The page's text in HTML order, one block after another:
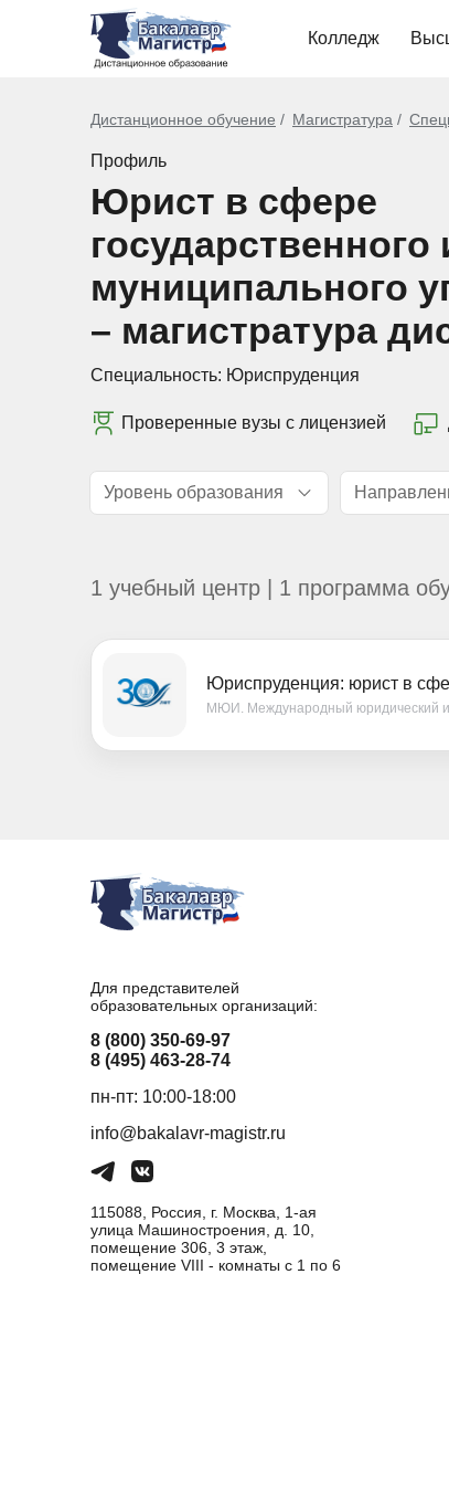
Колледж
Дистанционное обучение Магистратура
Профиль
Юрист в сфере
государственного
муниципального
– магистратура
Специальность: Юриспруденция
Проверенные вузы с лицензией
Уровень образования
1 учебный центр | 1 программа
Юриспруденция: юрист в
МЮИ. Международный юридический
Для представителей
образовательных организаций:
8 (800) 350-69-97
8 (495) 463-28-74
пн-пт: 10:00-18:00
info@bakalavr-magistr.ru
115088, Россия, г. Москва, 1-ая
улица Машиностроения, д. 10,
помещение 306, 3 этаж,
помещение VIII - комнаты с 1 по 6